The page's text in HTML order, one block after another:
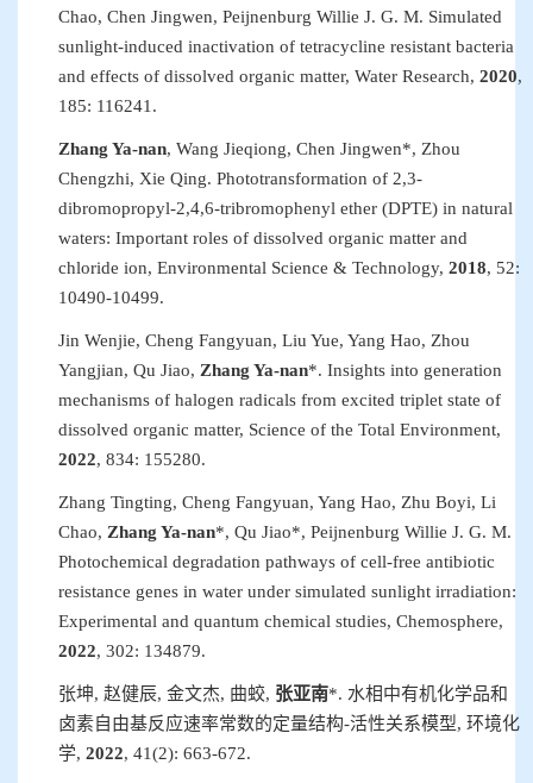
Chao, Chen Jingwen, Peijnenburg Willie J. G. M. Simulated
sunlight-induced inactivation of tetracycline resistant bacteria
and effects of dissolved organic matter, Water Research, 2020,
185: 116241.
Zhang Ya-nan, Wang Jieqiong, Chen Jingwen*, Zhou
Chengzhi, Xie Qing. Phototransformation of 2,3-
dibromopropyl-2,4,6-tribromophenyl ether (DPTE) in natural
waters: Important roles of dissolved organic matter and
chloride ion, Environmental Science & Technology, 2018, 52:
10490-10499.
Jin Wenjie, Cheng Fangyuan, Liu Yue, Yang Hao, Zhou
Yangjian, Qu Jiao, Zhang Ya-nan*. Insights into generation
mechanisms of halogen radicals from excited triplet state of
dissolved organic matter, Science of the Total Environment,
2022, 834: 155280.
Zhang Tingting, Cheng Fangyuan, Yang Hao, Zhu Boyi, Li
Chao, Zhang Ya-nan*, Qu Jiao*, Peijnenburg Willie J. G. M.
Photochemical degradation pathways of cell-free antibiotic
resistance genes in water under simulated sunlight irradiation:
Experimental and quantum chemical studies, Chemosphere,
2022, 302: 134879.
张坤, 赵健辰, 金文杰, 曲蛟, 张亚南*. 水相中有机化学品和
卤素自由基反应速率常数的定量结构-活性关系模型, 环境化
学, 2022, 41(2): 663-672.